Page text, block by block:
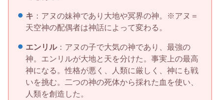
キ ：アヌの妹神であり大地や冥界の神。※アヌ＝
天空神の配偶者は神話によって変わる。
エンリル：アヌの子で大気の神であり、最強の
神。エンリルが大地と天を分けた。事実上の最高
神になる。性格が悪く、人類に厳しく、神にも戦
いを挑む。二つの神の死体から採れた血を使い、
人類を創造した。